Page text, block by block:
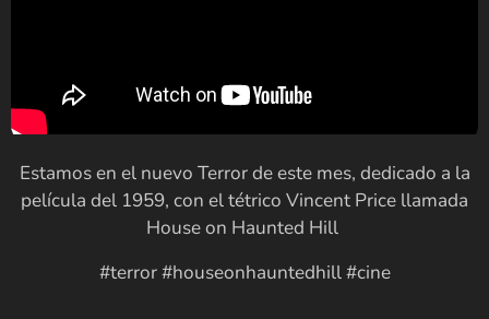
Estamos en el nuevo Terror de este mes, dedicado a la
película del 1959, con el tétrico Vincent Price llamada
House on Haunted Hill
#terror #houseonhauntedhill #cine